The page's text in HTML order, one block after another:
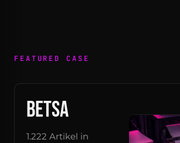
FEATURED CASE
BETSA
1.222 Artikel in